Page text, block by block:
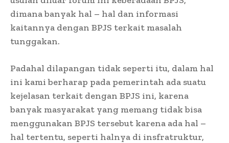
dimana banyak hal – hal dan informasi
kaitannya dengan BPJS terkait masalah
tunggakan.
Padahal dilapangan tidak seperti itu, dalam hal
ini kami berharap pada pemerintah ada suatu
kejelasan terkait dengan BPJS ini, karena
banyak masyarakat yang memang tidak bisa
menggunakan BPJS tersebut karena ada hal –
hal tertentu, seperti halnya di insfratruktur,